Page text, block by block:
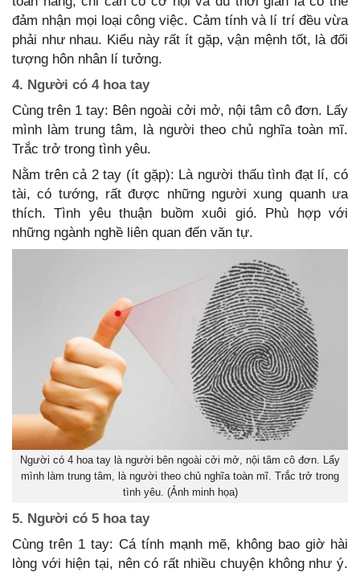
đảm nhận mọi loại công việc. Cảm tính và lí trí đều vừa
phải như nhau. Kiểu này rất ít gặp, vận mệnh tốt, là đối
tượng hôn nhân lí tưởng.
4. Người có 4 hoa tay
Cùng trên 1 tay: Bên ngoài cởi mở, nội tâm cô đơn. Lấy
mình làm trung tâm, là người theo chủ nghĩa toàn mĩ.
Trắc trở trong tình yêu.
Nằm trên cả 2 tay (ít gặp): Là người thấu tình đạt lí, có
tài, có tướng, rất được những người xung quanh ưa
thích. Tình yêu thuận buồm xuôi gió. Phù hợp với
những ngành nghề liên quan đến văn tự.
Người có 4 hoa tay là người bên ngoài cởi mở, nội tâm cô đơn. Lấy
mình làm trung tâm, là người theo chủ nghĩa toàn mĩ. Trắc trở trong
tình yêu. (Ảnh minh họa)
5. Người có 5 hoa tay
Cùng trên 1 tay: Cá tính mạnh mẽ, không bao giờ hài
lòng với hiện tại, nên có rất nhiều chuyện không như ý.